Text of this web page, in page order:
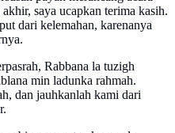
saya ucapkan terima kasih.
dari kelemahan, karenanya
Rabbana la tuzigh
min ladunka rahmah.
dan jauhkanlah kami dari